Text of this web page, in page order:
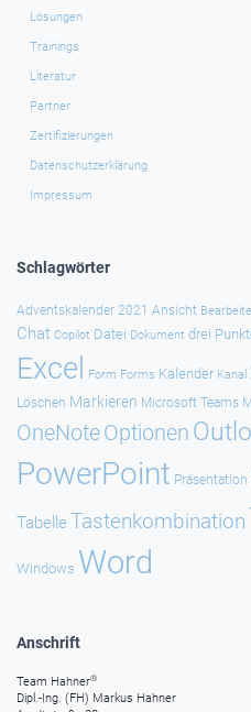
Lösungen
Trainings
Literatur
Partner
Zertifizierungen
Datenschutzerklärung
Impressum
Schlagwörter
Adventskalender 2021 Ansicht
Chat Copilot Datei Dokument drei
Excel Form Forms Kalender Kanal
Löschen Markieren Microsoft Teams
OneNoteOptionen
PowerPoint Präsentation
Tabelle Tastenkombination
Windows Word
Anschrift
Team Hahner®
Dipl.-Ing. (FH) Markus Hahner